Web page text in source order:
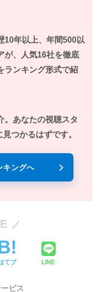
10年以上、年間500以
が、人気16社を徹底
ランキング形式で紹
。あなたの視聴スタ
つかるはずです。
キングへ
てブ LINE
ビス